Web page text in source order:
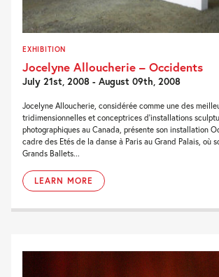
EXHIBITION
Jocelyne Alloucherie – Occidents
July 21st, 2008 - August 09th, 2008
Jocelyne Alloucherie, considérée comme une des
tridimensionnelles et conceptrices d’installations
photographiques au Canada, présente son installation
cadre des Etés de la danse à Paris au Grand Palais, où
Grands Ballets...
LEARN MORE